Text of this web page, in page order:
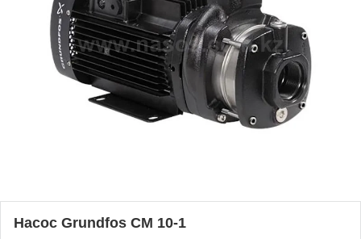
Насос Grundfos CM 10-1